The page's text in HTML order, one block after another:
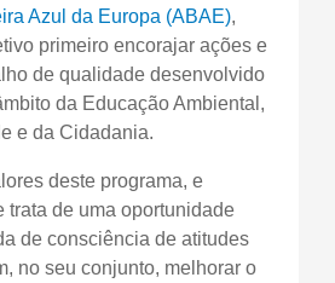
Azul da Europa (ABAE),
primeiro encorajar ações e
de qualidade desenvolvido
da Educação Ambiental,
e da Cidadania.
deste programa, e
trata de uma oportunidade
de consciência de atitudes
no seu conjunto, melhorar o